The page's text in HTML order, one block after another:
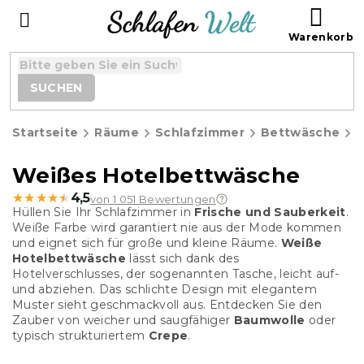
SUCHEN
Startseite Räume Schlafzimmer Bettwäsche
Weißes Hotelbettwäsche
★★★★★
★★★★★ 4,5von 1 051 Bewertungen
Hüllen Sie Ihr Schlafzimmer in Frische und Sauberkeit.
Weiße Farbe wird garantiert nie aus der Mode kommen
und eignet sich für große und kleine Räume. Weiße
Hotelbettwäsche lässt sich dank des
Hotelverschlusses, der sogenannten Tasche, leicht auf-
und abziehen. Das schlichte Design mit elegantem
Muster sieht geschmackvoll aus. Entdecken Sie den
Zauber von weicher und saugfähiger Baumwolle oder
typisch strukturiertem Crepe.